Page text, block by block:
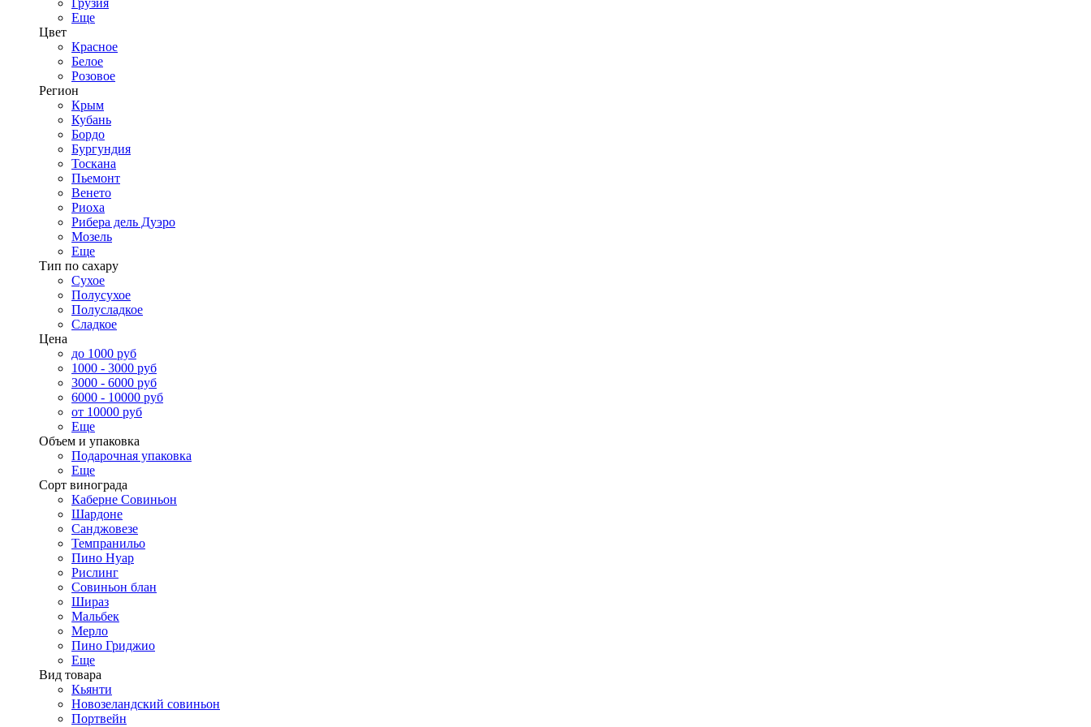
Грузия
Еще
Цвет
Красное
Белое
Розовое
Регион
Крым
Кубань
Бордо
Бургундия
Тоскана
Пьемонт
Венето
Риоха
Рибера дель Дуэро
Мозель
Еще
Тип по сахару
Сухое
Полусухое
Полусладкое
Сладкое
Цена
до 1000 руб
1000 - 3000 руб
3000 - 6000 руб
6000 - 10000 руб
от 10000 руб
Еще
Объем и упаковка
Подарочная упаковка
Еще
Сорт винограда
Каберне Совиньон
Шардоне
Санджовезе
Темпранильо
Пино Нуар
Рислинг
Совиньон блан
Шираз
Мальбек
Мерло
Пино Гриджио
Еще
Вид товара
Кьянти
Новозеландский совиньон
Портвейн